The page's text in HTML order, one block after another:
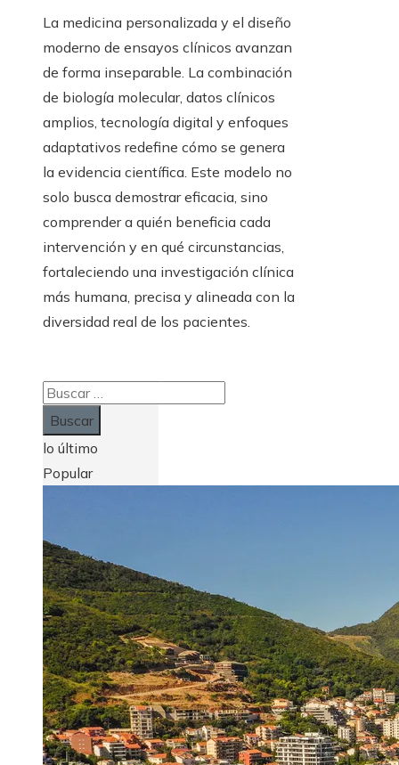
La medicina personalizada y el diseño
moderno de ensayos clínicos avanzan
de forma inseparable. La combinación
de biología molecular, datos clínicos
amplios, tecnología digital y enfoques
adaptativos redefine cómo se genera
la evidencia científica. Este modelo no
solo busca demostrar eficacia, sino
comprender a quién beneficia cada
intervención y en qué circunstancias,
fortaleciendo una investigación clínica
más humana, precisa y alineada con la
diversidad real de los pacientes.
Buscar:
lo último
Popular